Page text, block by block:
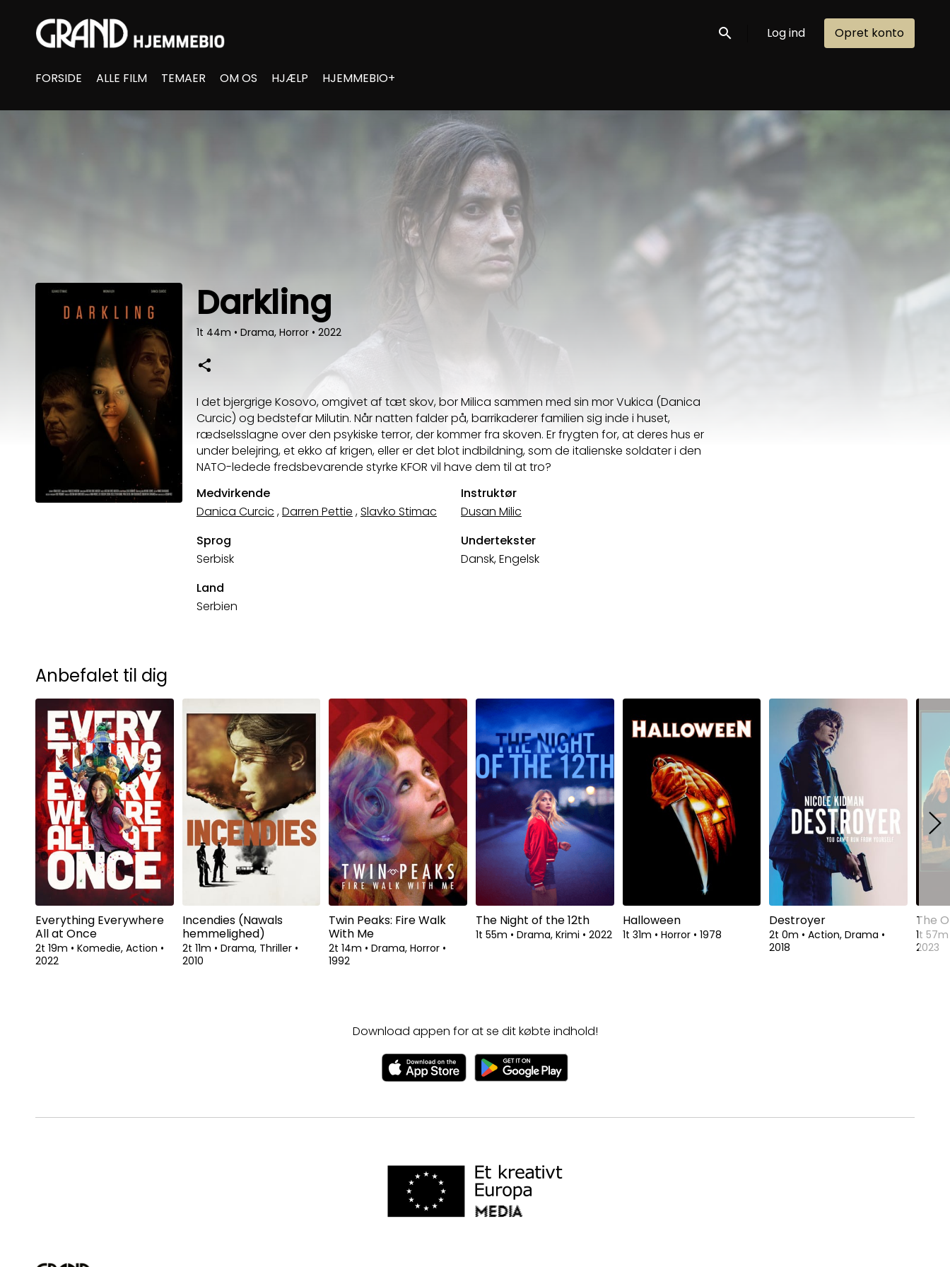
Accessibility Links
Søg nu Log ind Opret konto
FORSIDE ALLE FILM TEMAER OM OS HJÆLP HJEMMEBIO+
Darkling
1t 44m • Drama, Horror • 2022
I det bjergrige Kosovo, omgivet af tæt skov, bor Milica sammen med sin mor Vukica (Danica
Curcic) og bedstefar Milutin. Når natten falder på, barrikaderer familien sig inde i huset,
rædselsslagne over den psykiske terror, der kommer fra skoven. Er frygten for, at deres hus er
under belejring, et ekko af krigen, eller er det blot indbildning, som de italienske soldater i den
NATO-ledede fredsbevarende styrke KFOR vil have dem til at tro?
Medvirkende
Danica Curcic ,Darren Pettie ,Slavko Stimac
Instruktør
Dusan Milic
Sprog
Serbisk
Undertekster
Dansk, Engelsk
Land
Serbien
Anbefalet til dig
Everything Everywhere
All at Once
2t 19m • Komedie, Action •
2022
Incendies (Nawals
hemmelighed)
2t 11m • Drama, Thriller •
2010
Twin Peaks: Fire Walk
With Me
2t 14m • Drama, Horror •
1992
The Night of the 12th
1t 55m • Drama, Krimi • 2022
Halloween
1t 31m • Horror • 1978
Destroyer
2t 0m • Action, Drama •
2018
The
1t
2023
Download appen for at se dit købte indhold!